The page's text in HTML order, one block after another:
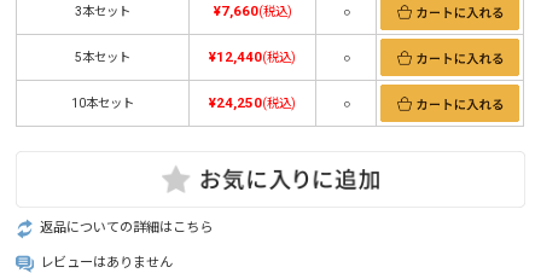
3本セット ¥7,660(税込) ○
5本セット ¥12,440(税込) ○
10本セット ¥24,250(税込) ○
返品についての詳細はこちら
レビューはありません